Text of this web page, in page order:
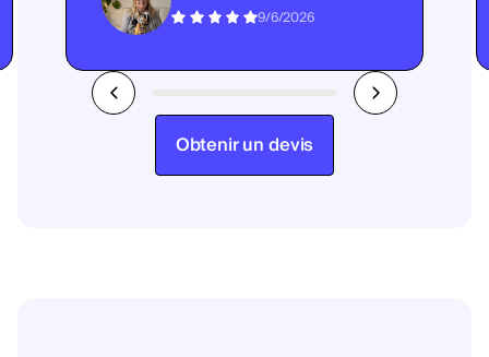
9/6/2026
Obtenir un devis